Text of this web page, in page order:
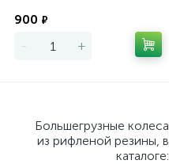
900 ₽
- +
Большегрузные колеса
из рифленой резины, в
каталоге: